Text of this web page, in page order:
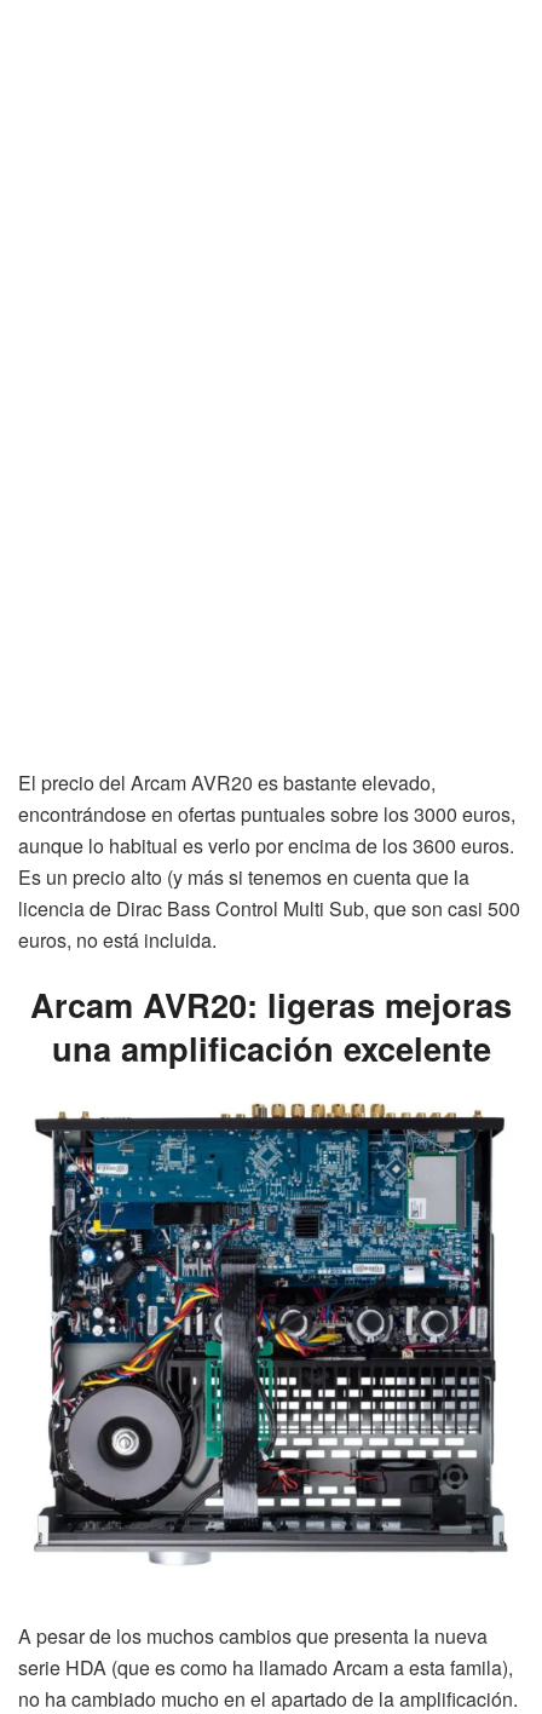
El precio del Arcam AVR20 es bastante elevado,
encontrándose en ofertas puntuales sobre los 3000 euros,
aunque lo habitual es verlo por encima de los 3600 euros.
Es un precio alto (y más si tenemos en cuenta que la
licencia de Dirac Bass Control Multi Sub, que son casi 500
euros, no está incluida.
Arcam AVR20: ligeras mejoras
una amplificación excelente
A pesar de los muchos cambios que presenta la nueva
serie HDA (que es como ha llamado Arcam a esta famila),
no ha cambiado mucho en el apartado de la amplificación.